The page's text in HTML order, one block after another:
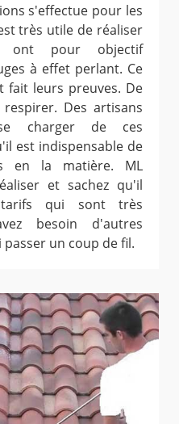
s'effectue pour les
très utile de réaliser
ont pour objectif
à effet perlant. Ce
fait leurs preuves. De
Des artisans
charger de ces
est indispensable de
en la matière. ML
et sachez qu'il
qui sont très
besoin d'autres
un coup de fil.